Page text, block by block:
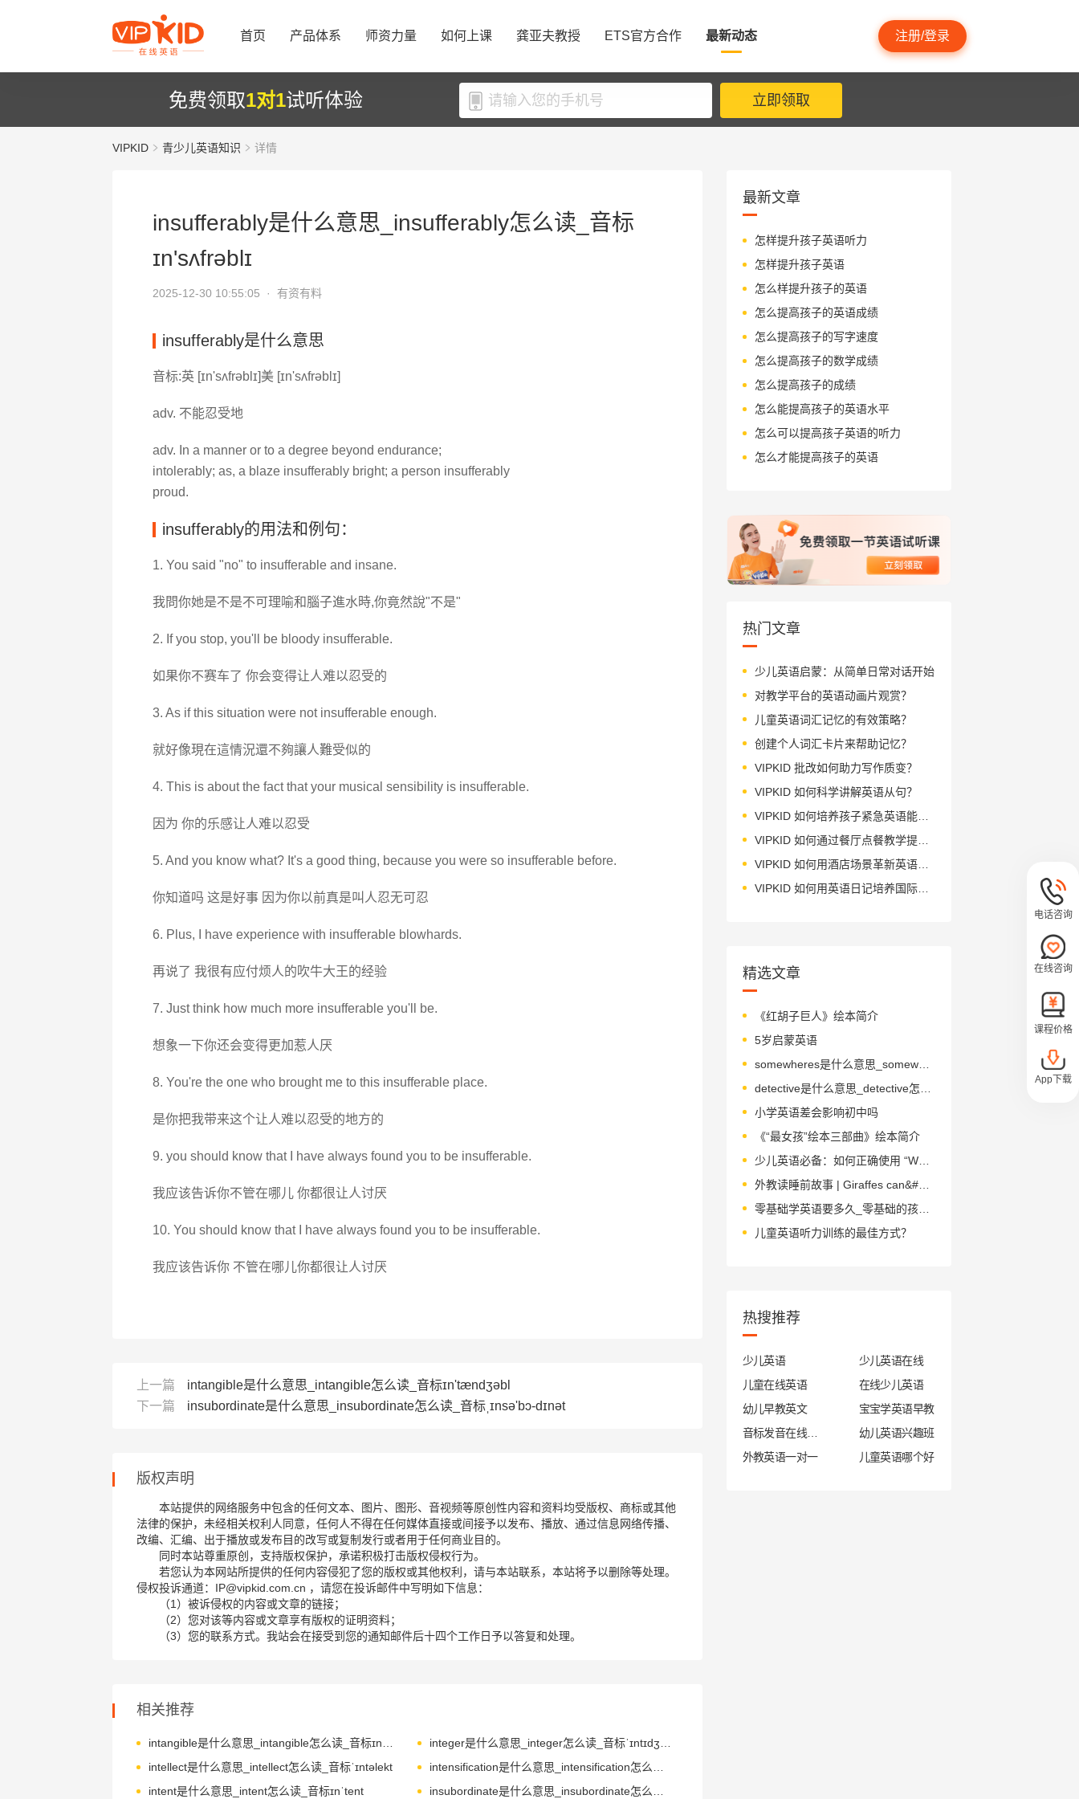
首页 产品体系 师资力量 如何上课 龚亚夫教授 ETS官方合作 最新动态 注册/登录
免费领取1对1试听体验 立即领取
VIPKID 青少儿英语知识 详情
insufferably是什么意思_insufferably怎么读_音标
ɪn'sʌfrəblɪ
2025-12-30 10:55:05 · 有资有料
insufferably是什么意思
音标:英 [ɪn'sʌfrəblɪ]美 [ɪn'sʌfrəblɪ]
adv. 不能忍受地
adv. In a manner or to a degree beyond endurance;
intolerably; as, a blaze insufferably bright; a person insufferably
proud.
insufferably的用法和例句：
1. You said "no" to insufferable and insane.
我問你她是不是不可理喻和腦子進水時,你竟然說"不是"
2. If you stop, you'll be bloody insufferable.
如果你不赛车了 你会变得让人难以忍受的
3. As if this situation were not insufferable enough.
就好像現在這情況還不夠讓人難受似的
4. This is about the fact that your musical sensibility is insufferable.
因为 你的乐感让人难以忍受
5. And you know what? It's a good thing, because you were so insufferable before.
你知道吗 这是好事 因为你以前真是叫人忍无可忍
6. Plus, I have experience with insufferable blowhards.
再说了 我很有应付烦人的吹牛大王的经验
7. Just think how much more insufferable you'll be.
想象一下你还会变得更加惹人厌
8. You're the one who brought me to this insufferable place.
是你把我带来这个让人难以忍受的地方的
9. you should know that I have always found you to be insufferable.
我应该告诉你不管在哪儿 你都很让人讨厌
10. You should know that I have always found you to be insufferable.
我应该告诉你 不管在哪儿你都很让人讨厌
上一篇
intangible是什么意思_intangible怎么读_音标ɪn'tændʒəbl
下一篇
insubordinate是什么意思_insubordinate怎么读_音标ˌɪnsə'bɔ-dɪnət
版权声明
本站提供的网络服务中包含的任何文本、图片、图形、音视频等原创性内容和资料均受版权、商标或其他
法律的保护，未经相关权利人同意，任何人不得在任何媒体直接或间接予以发布、播放、通过信息网络传播、
改编、汇编、出于播放或发布目的改写或复制发行或者用于任何商业目的。
同时本站尊重原创，支持版权保护，承诺积极打击版权侵权行为。
若您认为本网站所提供的任何内容侵犯了您的版权或其他权利，请与本站联系，本站将予以删除等处理。
侵权投诉通道：IP@vipkid.com.cn ，请您在投诉邮件中写明如下信息：
（1）被诉侵权的内容或文章的链接；
（2）您对该等内容或文章享有版权的证明资料；
（3）您的联系方式。我站会在接受到您的通知邮件后十四个工作日予以答复和处理。
相关推荐
intellect是什么意思_intellect怎么读_音标ˈɪntəlekt
intent是什么意思_intent怎么读_音标ɪnˈtent
最新文章
怎样提升孩子英语听力
怎样提升孩子英语
怎么样提升孩子的英语
怎么提高孩子的英语成绩
怎么提高孩子的写字速度
怎么提高孩子的数学成绩
怎么提高孩子的成绩
怎么能提高孩子的英语水平
怎么可以提高孩子英语的听力
怎么才能提高孩子的英语
热门文章
少儿英语启蒙：从简单日常对话开始
对教学平台的英语动画片观赏？
儿童英语词汇记忆的有效策略？
创建个人词汇卡片来帮助记忆？
VIPKID 批改如何助力写作质变？
VIPKID 如何科学讲解英语从句？
VIPKID 如何培养孩子紧急英语能力？
VIPKID 如何通过餐厅点餐教学提升少儿英语应用能力？
VIPKID 如何用酒店场景革新英语教学？
VIPKID 如何用英语日记培养国际化人才？
精选文章
《红胡子巨人》绘本简介
5岁启蒙英语
somewheres是什么意思_somewheres怎么读_音标'sʌmweə
小学英语差会影响初中吗
《“最女孩”绘本三部曲》绘本简介
少儿英语必备：如何正确使用 “We” 的名词性物主代词
外教读睡前故事 | Giraffes can&#39;t dance 长颈鹿不会跳舞
零基础学英语要多久_零基础的孩子怎么学英语
儿童英语听力训练的最佳方式？
热搜推荐
少儿英语
少儿英语在线
儿童在线英语
在线少儿英语
幼儿早教英文
宝宝学英语早教
幼儿英语兴趣班
外教英语一对一
儿童英语哪个好
电话咨询
在线咨询
课程价格
App下载